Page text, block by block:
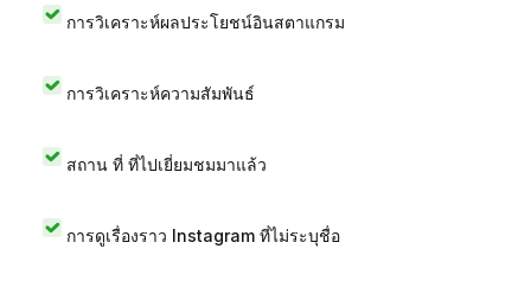
การวิเคราะห์ผลประโยชน์อินสตาแกรม
การวิเคราะห์ความสัมพันธ์
สถาน ที่ ที่ไปเยี่ยมชมมาแล้ว
การดูเรื่องราว Instagram ที่ไม่ระบุชื่อ